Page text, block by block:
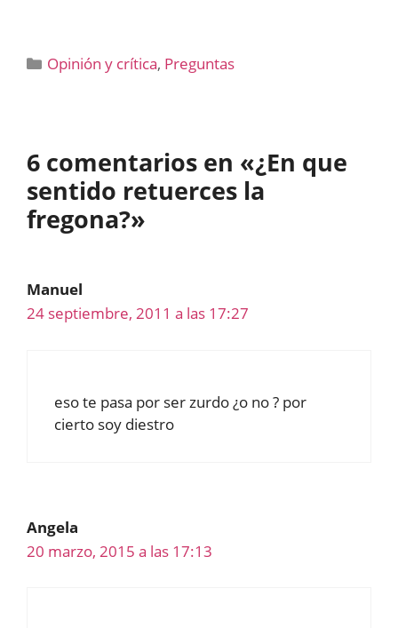
Categorías
Opinión y crítica, Preguntas
6 comentarios en «¿En que
sentido retuerces la
fregona?»
Manuel
24 septiembre, 2011 a las 17:27
eso te pasa por ser zurdo ¿o no ? por
cierto soy diestro
Angela
20 marzo, 2015 a las 17:13